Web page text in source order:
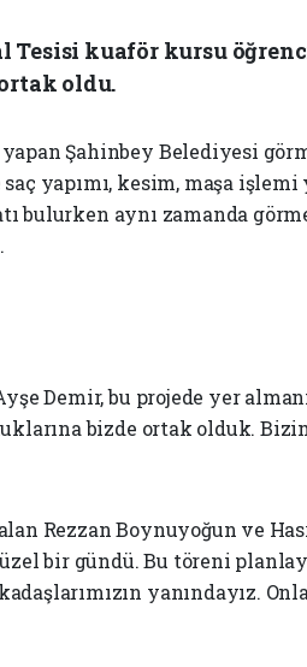
Tesisi kuaför kursu
oldu.
Şahinbey Belediyesi
yapımı, kesim, maşa
bulurken aynı zamanda
Demir, bu projede yer
bizde ortak olduk.
Rezzan Boynuyoğun ve
bir gündü. Bu töreni
yanındayız.